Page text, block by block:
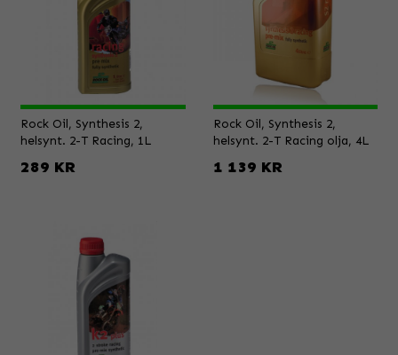
Rock Oil, Synthesis 2,
helsynt. 2-T Racing, 1L
289 KR
Rock Oil, Synthesis 2,
helsynt. 2-T Racing olja, 4L
1 139 KR